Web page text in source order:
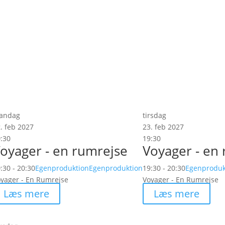
feb 2027
- en rumrejse
- 20:30EgenproduktionEgenproduktion
- En Rumrejse
Læs mere
tirsdag
23. feb 2027
19:30
Voyager -
19:30 - 20:30
Voyager - En Rumrejse
Læs mere